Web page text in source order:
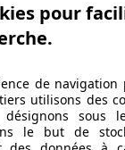
pour
de navigation
utilisons des
désignons sous
le but de